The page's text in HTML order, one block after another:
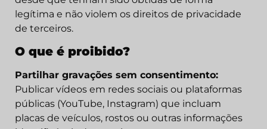
legítima e não violem os direitos de privacidade
de terceiros.
O que é proibido?
Partilhar gravações sem consentimento:
Publicar vídeos em redes sociais ou plataformas
públicas (YouTube, Instagram) que incluam
placas de veículos, rostos ou outras informações